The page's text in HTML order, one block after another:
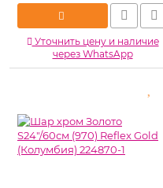
Уточнить цену и наличие
через WhatsApp